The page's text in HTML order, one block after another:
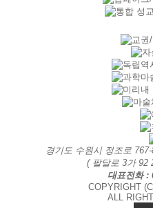
경기도 수원시 정조로
( 팔달로 3가 92
대표전화 :
COPYRIGHT
ALL